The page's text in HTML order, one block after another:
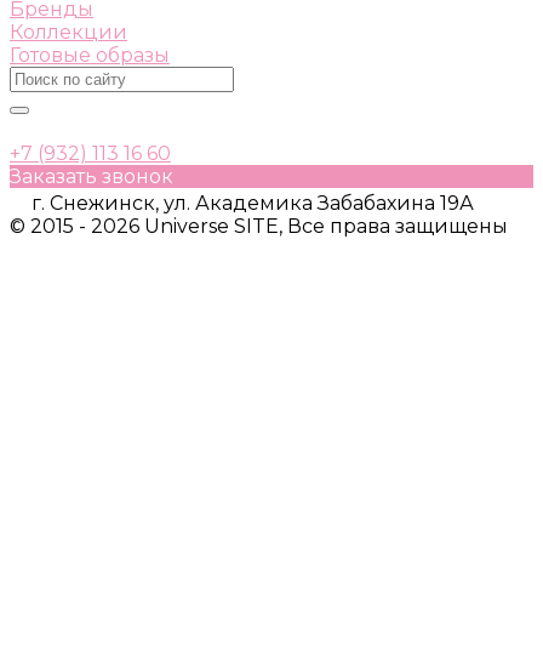
Бренды
Коллекции
Готовые образы
+7 (932) 113 16 60
Заказать звонок
г. Снежинск, ул. Академика Забабахина 19А
© 2015 - 2026 Universe SITE, Все права защищены